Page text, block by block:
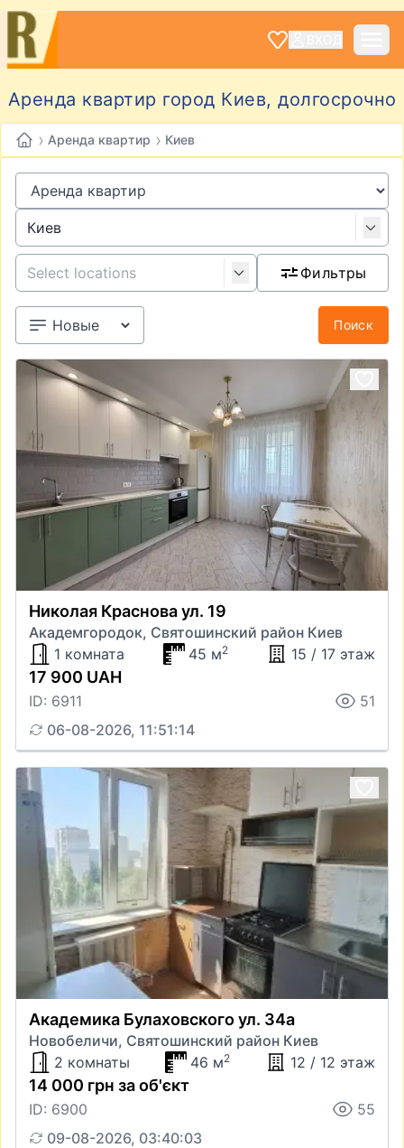
Аренда квартир город Киев, долгосрочно
› Аренда квартир › Киев
Фильтры
Поиск
Николая Краснова ул. 19
Академгородок, Святошинский район Киев
1 комната
45 м2 15 / 17 этаж
17 900 UAH
ID: 6911
51
06-08-2026, 11:51:14
Академика Булаховского ул. 34а
Новобеличи, Святошинский район Киев
2 комнаты
46 м2 12 / 12 этаж
14 000 грн за об'єкт
ID: 6900
55
09-08-2026, 03:40:03